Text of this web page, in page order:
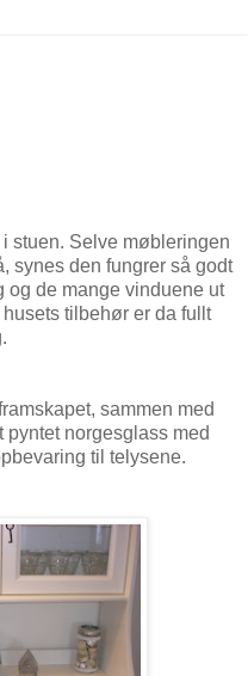
stuen. Selve møbleringen
synes den fungrer så godt
og de mange vinduene ut
tilbehør er da fullt
sammen med
norgesglass med
til telysene.